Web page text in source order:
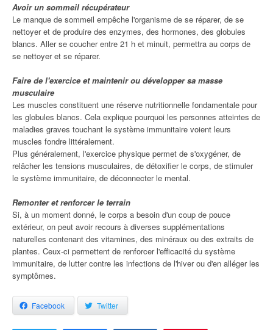
Avoir un sommeil récupérateur
Le manque de sommeil empêche l'organisme de se réparer, de se
nettoyer et de produire des enzymes, des hormones, des globules
blancs. Aller se coucher entre 21 h et minuit, permettra au corps de
se nettoyer et se réparer.
Faire de l'exercice et maintenir ou développer sa masse
musculaire
Les muscles constituent une réserve nutritionnelle fondamentale pour
les globules blancs. Cela explique pourquoi les personnes atteintes de
maladies graves touchant le système immunitaire voient leurs
muscles fondre littéralement.
Plus généralement, l'exercice physique permet de s'oxygéner, de
relâcher les tensions musculaires, de détoxifier le corps, de stimuler
le système immunitaire, de déconnecter le mental.
Remonter et renforcer le terrain
Si, à un moment donné, le corps a besoin d'un coup de pouce
extérieur, on peut avoir recours à diverses supplémentations
naturelles contenant des vitamines, des minéraux ou des extraits de
plantes. Ceux-ci permettent de renforcer l'efficacité du système
immunitaire, de lutter contre les infections de l'hiver ou d'en alléger les
symptômes.
Facebook Twitter